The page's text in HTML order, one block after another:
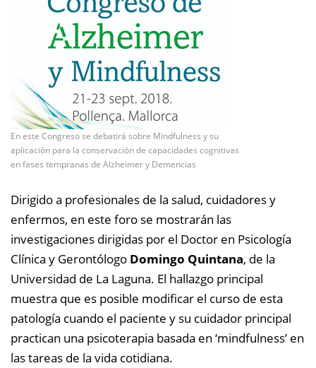
En este Congreso se debatirá sobre Mindfulness y su
aplicación para la conservación de capacidades cognitivas
en fases tempranas de Alzheimer y Demencias
Dirigido a profesionales de la salud, cuidadores y
enfermos, en este foro se mostrarán las
investigaciones dirigidas por el Doctor en Psicología
Clínica y Gerontólogo Domingo Quintana, de la
Universidad de La Laguna. El hallazgo principal
muestra que es posible modiﬁcar el curso de esta
patología cuando el paciente y su cuidador principal
practican una psicoterapia basada en ‘mindfulness’ en
las tareas de la vida cotidiana.